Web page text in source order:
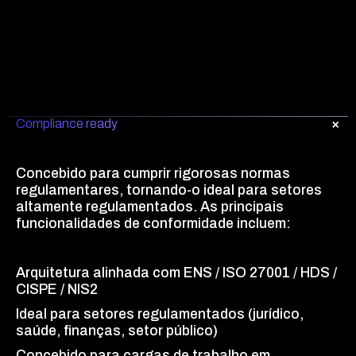
Compliance ready
Concebido para cumprir rigorosas normas
regulamentares, tornando-o ideal para setores
altamente regulamentados. As principais
funcionalidades de conformidade incluem:
Arquitetura alinhada com ENS / ISO 27001 / HDS /
CISPE / NIS2
Ideal para setores regulamentados (jurídico,
saúde, finanças, setor público)